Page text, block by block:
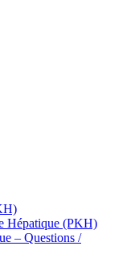
Hépatique (PKH)
– Questions /